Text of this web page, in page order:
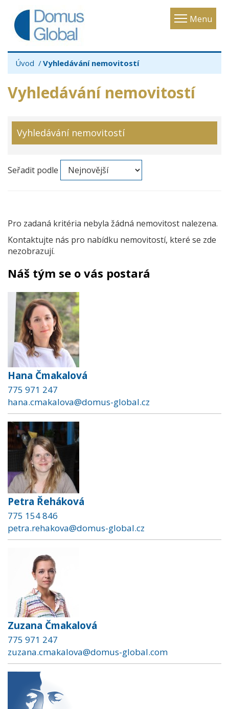
Menu
Toggle
Úvod Vyhledávání nemovitostí
Vyhledávání nemovitostí
Vyhledávání nemovitostí
Seřadit podle
Pro zadaná kritéria nebyla žádná nemovitost nalezena.
Kontaktujte nás pro nabídku nemovitostí, které se zde
nezobrazují.
Náš tým se o vás postará
Hana Čmakalová
775 971 247
hana.cmakalova@domus-global.cz
Petra Řeháková
775 154 846
petra.rehakova@domus-global.cz
Zuzana Čmakalová
775 971 247
zuzana.cmakalova@domus-global.com